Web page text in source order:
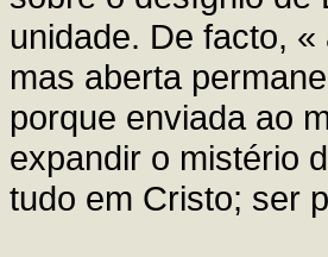
unidade. De facto,
mas aberta
porque enviada ao
expandir o mistério
tudo em Cristo; ser